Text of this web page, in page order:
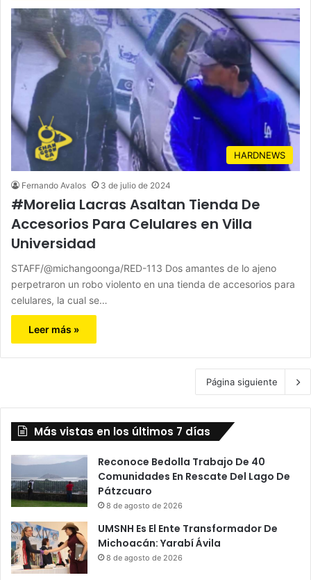
HARDNEWS
Fernando Avalos 3 de julio de 2024
#Morelia Lacras Asaltan Tienda De
Accesorios Para Celulares en Villa
Universidad
STAFF/@michangoonga/RED-113 Dos amantes de lo ajeno
perpetraron un robo violento en una tienda de accesorios para
celulares, la cual se…
Leer más »
Página siguiente
Más vistas en los últimos 7 días
Reconoce Bedolla Trabajo De 40
Comunidades En Rescate Del Lago De
Pátzcuaro
8 de agosto de 2026
UMSNH Es El Ente Transformador De
Michoacán: Yarabí Ávila
8 de agosto de 2026